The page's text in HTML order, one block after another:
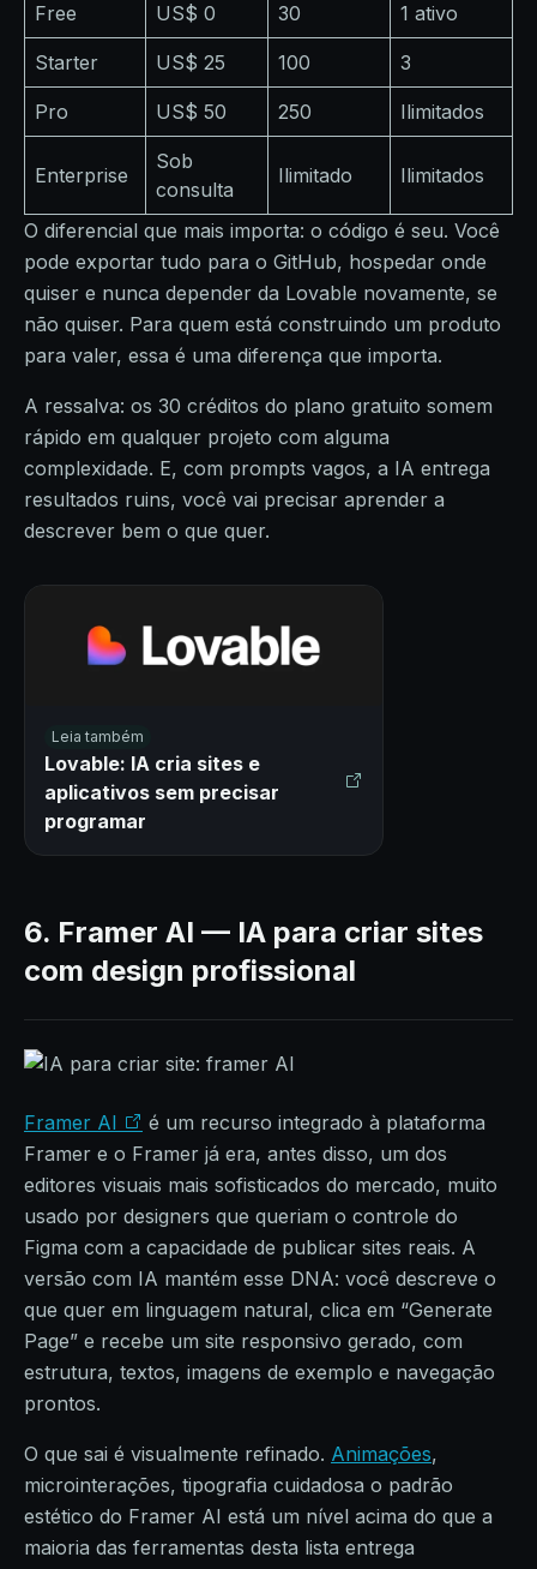
Free US$ 0 30 1 ativo
Starter US$ 25 100 3
Pro US$ 50 250 Ilimitados
Enterprise
Sob
consulta
Ilimitado Ilimitados
O diferencial que mais importa: o código é seu. Você
pode exportar tudo para o GitHub, hospedar onde
quiser e nunca depender da Lovable novamente, se
não quiser. Para quem está construindo um produto
para valer, essa é uma diferença que importa.
A ressalva: os 30 créditos do plano gratuito somem
rápido em qualquer projeto com alguma
complexidade. E, com prompts vagos, a IA entrega
resultados ruins, você vai precisar aprender a
descrever bem o que quer.
Leia também
Lovable: IA cria sites e
aplicativos sem precisar
programar
6. Framer AI — IA para criar sites
com design profissional
Framer AI
é um recurso integrado à plataforma
Framer e o Framer já era, antes disso, um dos
editores visuais mais sofisticados do mercado, muito
usado por designers que queriam o controle do
Figma com a capacidade de publicar sites reais. A
versão com IA mantém esse DNA: você descreve o
que quer em linguagem natural, clica em “Generate
Page” e recebe um site responsivo gerado, com
estrutura, textos, imagens de exemplo e navegação
prontos.
O que sai é visualmente refinado. Animações,
microinterações, tipografia cuidadosa o padrão
estético do Framer AI está um nível acima do que a
maioria das ferramentas desta lista entrega